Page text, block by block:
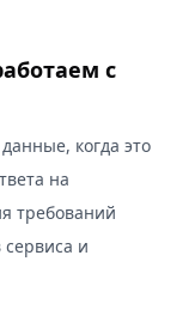
с
когда это
на
требований
и